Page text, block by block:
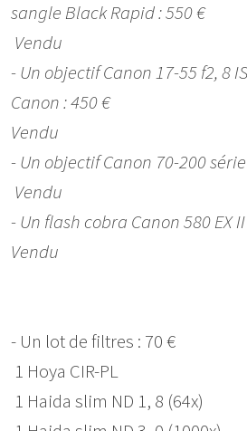
sangle Black Rapid : 550 €
Vendu
- Un objectif Canon 17-55 f2, 8
Canon : 450 €
Vendu
- Un objectif Canon 70-200 série
Vendu
- Un flash cobra Canon 580 EX
Vendu
- Un lot de filtres : 70 €
1 Hoya CIR-PL
1 Haida slim ND 1, 8 (64x)